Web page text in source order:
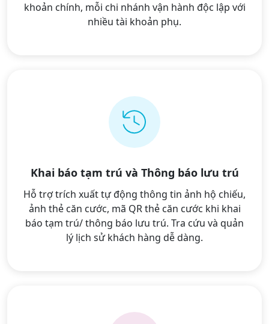
khoản chính, mỗi chi nhánh vận hành độc lập với
nhiều tài khoản phụ.
Khai báo tạm trú và Thông báo lưu trú
Hỗ trợ trích xuất tự động thông tin ảnh hộ chiếu,
ảnh thẻ căn cước, mã QR thẻ căn cước khi khai
báo tạm trú/ thông báo lưu trú. Tra cứu và quản
lý lịch sử khách hàng dễ dàng.